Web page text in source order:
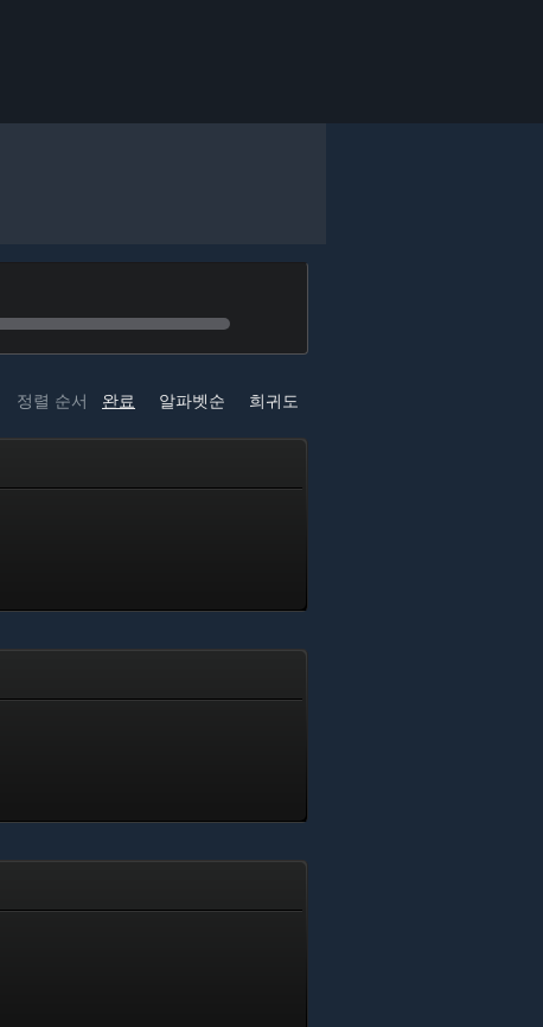
정렬 순서 완료 알파벳순 희귀도